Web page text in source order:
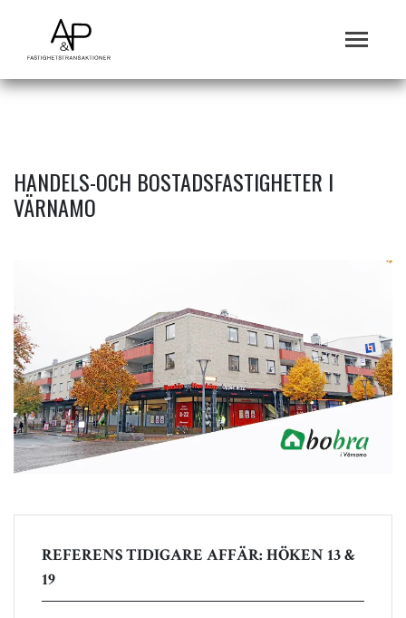
HANDELS-OCH BOSTADSFASTIGHETER I
VÄRNAMO
REFERENS TIDIGARE AFFÄR: HÖKEN 13 &
19